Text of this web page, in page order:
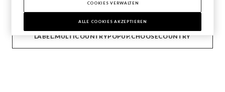
Copyright © Ovs S.p.A. MwSt.-Nr. 04240010274 - Kap.
Kap. 290.923.470 -2.4.0
BESTÄTIGEN
LABEL.MULTICOUNTRYPOPUP.CHOOSECOUNTRY
footer.item.country Österreich
COOKIES VERWALTEN
ALLE COOKIES AKZEPTIEREN